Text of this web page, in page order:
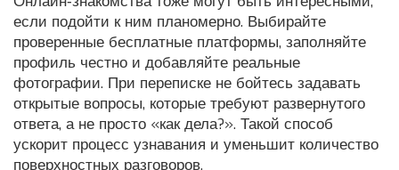
если подойти к ним планомерно. Выбирайте
проверенные бесплатные платформы, заполняйте
профиль честно и добавляйте реальные
фотографии. При переписке не бойтесь задавать
открытые вопросы, которые требуют развернутого
ответа, а не просто «как дела?». Такой способ
ускорит процесс узнавания и уменьшит количество
поверхностных разговоров.